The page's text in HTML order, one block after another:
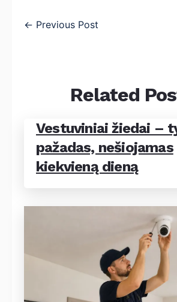
← Previous Post
Related
Vestuviniai žiedai –
pažadas, nešiojamas
kiekvieną dieną